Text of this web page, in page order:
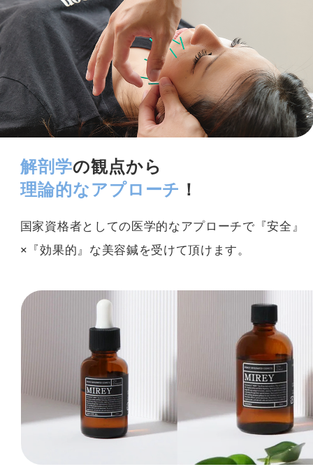
解剖学の観点から
理論的なアプローチ ！
国家資格者としての医学的なアプローチで『安全』
×『効果的』な美容鍼を受けて頂けます。